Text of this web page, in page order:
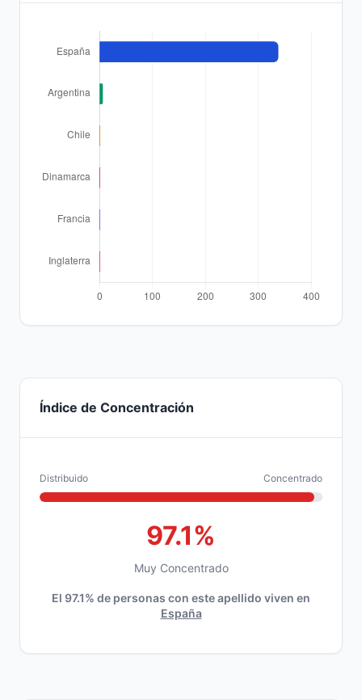
Índice de Concentración
Distribuido Concentrado
97.1%
Muy Concentrado
El 97.1% de personas con este apellido viven en
España